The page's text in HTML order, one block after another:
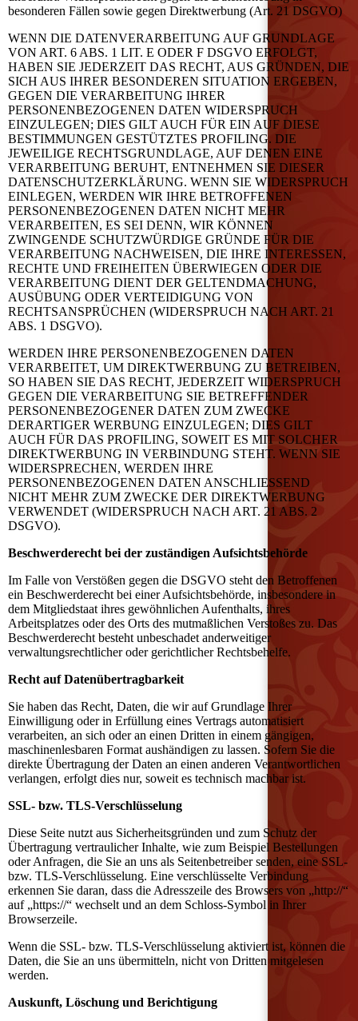
besonderen Fällen sowie gegen Direktwerbung (Art. 21 DSGVO)
WENN DIE DATENVERARBEITUNG AUF GRUNDLAGE
VON ART. 6 ABS. 1 LIT. E ODER F DSGVO ERFOLGT,
HABEN SIE JEDERZEIT DAS RECHT, AUS GRÜNDEN, DIE
SICH AUS IHRER BESONDEREN SITUATION ERGEBEN,
GEGEN DIE VERARBEITUNG IHRER
PERSONENBEZOGENEN DATEN WIDERSPRUCH
EINZULEGEN; DIES GILT AUCH FÜR EIN AUF DIESE
BESTIMMUNGEN GESTÜTZTES PROFILING. DIE
JEWEILIGE RECHTSGRUNDLAGE, AUF DENEN EINE
VERARBEITUNG BERUHT, ENTNEHMEN SIE DIESER
DATENSCHUTZERKLÄRUNG. WENN SIE WIDERSPRUCH
EINLEGEN, WERDEN WIR IHRE BETROFFENEN
PERSONENBEZOGENEN DATEN NICHT MEHR
VERARBEITEN, ES SEI DENN, WIR KÖNNEN
ZWINGENDE SCHUTZWÜRDIGE GRÜNDE FÜR DIE
VERARBEITUNG NACHWEISEN, DIE IHRE INTERESSEN,
RECHTE UND FREIHEITEN ÜBERWIEGEN ODER DIE
VERARBEITUNG DIENT DER GELTENDMACHUNG,
AUSÜBUNG ODER VERTEIDIGUNG VON
RECHTSANSPRÜCHEN (WIDERSPRUCH NACH ART. 21
ABS. 1 DSGVO).
WERDEN IHRE PERSONENBEZOGENEN DATEN
VERARBEITET, UM DIREKTWERBUNG ZU BETREIBEN,
SO HABEN SIE DAS RECHT, JEDERZEIT WIDERSPRUCH
GEGEN DIE VERARBEITUNG SIE BETREFFENDER
PERSONENBEZOGENER DATEN ZUM ZWECKE
DERARTIGER WERBUNG EINZULEGEN; DIES GILT
AUCH FÜR DAS PROFILING, SOWEIT ES MIT SOLCHER
DIREKTWERBUNG IN VERBINDUNG STEHT. WENN SIE
WIDERSPRECHEN, WERDEN IHRE
PERSONENBEZOGENEN DATEN ANSCHLIESSEND
NICHT MEHR ZUM ZWECKE DER DIREKTWERBUNG
VERWENDET (WIDERSPRUCH NACH ART. 21 ABS. 2
DSGVO).
Beschwerderecht bei der zuständigen Aufsichtsbehörde
Im Falle von Verstößen gegen die DSGVO steht den Betroffenen
ein Beschwerderecht bei einer Aufsichtsbehörde, insbesondere in
dem Mitgliedstaat ihres gewöhnlichen Aufenthalts, ihres
Arbeitsplatzes oder des Orts des mutmaßlichen Verstoßes zu. Das
Beschwerderecht besteht unbeschadet anderweitiger
verwaltungsrechtlicher oder gerichtlicher Rechtsbehelfe.
Recht auf Datenübertragbarkeit
Sie haben das Recht, Daten, die wir auf Grundlage Ihrer
Einwilligung oder in Erfüllung eines Vertrags automatisiert
verarbeiten, an sich oder an einen Dritten in einem gängigen,
maschinenlesbaren Format aushändigen zu lassen. Sofern Sie die
direkte Übertragung der Daten an einen anderen Verantwortlichen
verlangen, erfolgt dies nur, soweit es technisch machbar ist.
SSL- bzw. TLS-Verschlüsselung
Diese Seite nutzt aus Sicherheitsgründen und zum Schutz der
Übertragung vertraulicher Inhalte, wie zum Beispiel Bestellungen
oder Anfragen, die Sie an uns als Seitenbetreiber senden, eine SSL-
bzw. TLS-Verschlüsselung. Eine verschlüsselte Verbindung
erkennen Sie daran, dass die Adresszeile des Browsers von „http://“
auf „https://“ wechselt und an dem Schloss-Symbol in Ihrer
Browserzeile.
Wenn die SSL- bzw. TLS-Verschlüsselung aktiviert ist, können die
Daten, die Sie an uns übermitteln, nicht von Dritten mitgelesen
werden.
Auskunft, Löschung und Berichtigung